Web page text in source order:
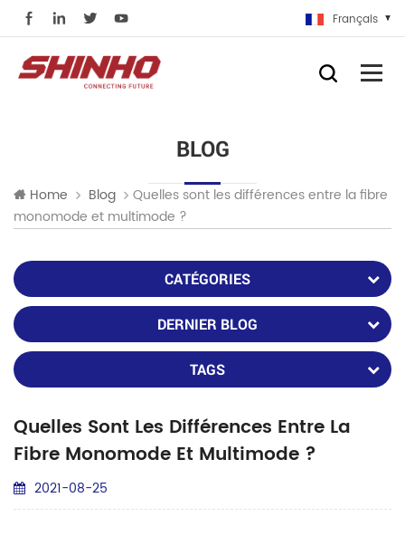
Français
BLOG
Home Blog
Quelles sont les différences entre la fibre
monomode et multimode ?
CATÉGORIES
DERNIER BLOG
TAGS
Quelles Sont Les Différences Entre La
Fibre Monomode Et Multimode ?
2021-08-25